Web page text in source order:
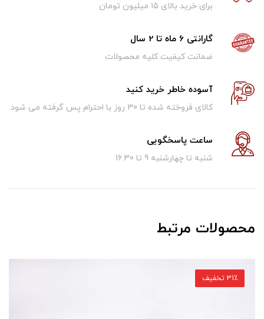
برای خرید بالای ۱5 میلیون تومان
گارانتی 6 ماه تا 2 سال
ضمانت کیفیت کلیه محصولات
آسوده خاطر خرید کنید
کالای فروخته شده تا 30 روز با احترام پس گرفته می شود.
ساعت پاسخگویی
شنبه تا چهارشنبه 9 تا 16.30
محصولات مرتبط
31٪ تخفیف